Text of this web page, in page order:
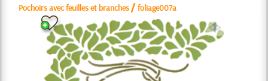
Pochoirs avec feuilles et branches /foliage007a
a